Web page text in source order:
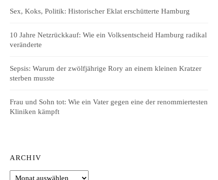
Sex, Koks, Politik: Historischer Eklat erschütterte Hamburg
10 Jahre Netzrückkauf: Wie ein Volksentscheid Hamburg radikal
veränderte
Sepsis: Warum der zwölfjährige Rory an einem kleinen Kratzer
sterben musste
Frau und Sohn tot: Wie ein Vater gegen eine der renommiertesten
Kliniken kämpft
ARCHIV
Archiv